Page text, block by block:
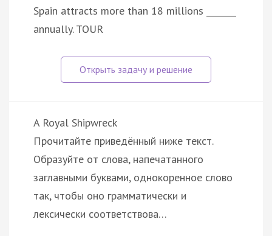
Spain attracts more than 18 millions _______
annually. TOUR
A Royal Shipwreck
Прочитайте приведённый ниже текст.
Образуйте от слова, напечатанного
заглавными буквами, однокоренное слово
так, чтобы оно грамматически и
лексически соответствова…